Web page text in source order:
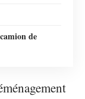
de